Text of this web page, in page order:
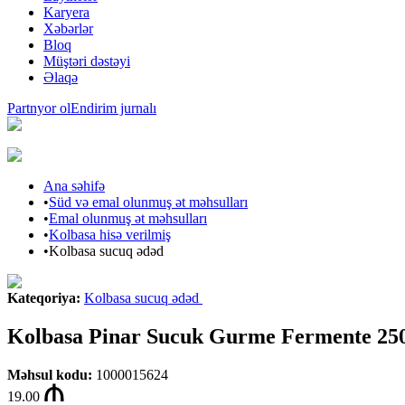
Karyera
Xəbərlər
Bloq
Müştəri dəstəyi
Əlaqə
Partnyor olEndirim jurnalı
Ana səhifə
•Süd və emal olunmuş ət məhsulları
•Emal olunmuş ət məhsulları
•Kolbasa hisə verilmiş
•Kolbasa sucuq ədəd
Kateqoriya: Kolbasa sucuq ədəd
Kolbasa Pinar Sucuk Gurme Fermente
Məhsul kodu: 1000015624
19.00